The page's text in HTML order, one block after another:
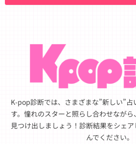
K-pop診断では、さまざまな”新しい”占
す。憧れのスターと照らし合わせなが
見つけ出しましょう！診断結果をシェ
んでください。